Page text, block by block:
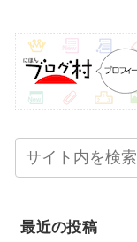
最近の投稿